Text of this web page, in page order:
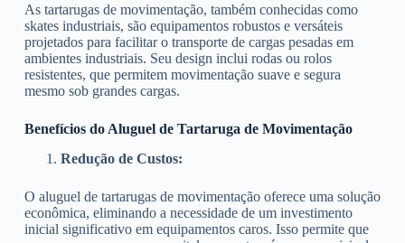
As tartarugas de movimentação, também conhecidas como
skates industriais, são equipamentos robustos e versáteis
projetados para facilitar o transporte de cargas pesadas em
ambientes industriais. Seu design inclui rodas ou rolos
resistentes, que permitem movimentação suave e segura
mesmo sob grandes cargas.
Benefícios do Aluguel de Tartaruga de Movimentação
Redução de Custos:
O aluguel de tartarugas de movimentação oferece uma solução
econômica, eliminando a necessidade de um investimento
inicial significativo em equipamentos caros. Isso permite que